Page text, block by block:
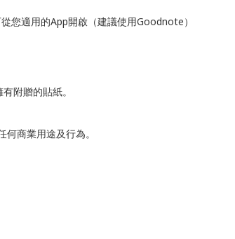
您適用的App開啟（建議使用Goodnote）
附贈的貼紙。
商業用途及行為。